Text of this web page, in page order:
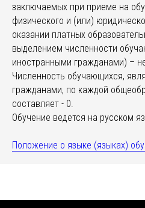
заключаемых при приеме на
физического и (или)
оказании платных
выделением численности
иностранными гражданами) –
Численность обучающихся,
гражданами, по каждой
составляет - 0.
Обучение ведется на русском
Положение о языке (языках)